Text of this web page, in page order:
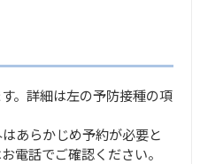
。詳細は左の予防接種の項
あらかじめ予約が必要と
電話でご確認ください。